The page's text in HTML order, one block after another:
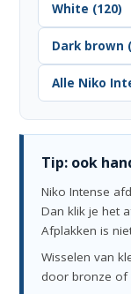
White (120)
Dark brown
Alle Niko
Tip: ook
Niko Intense
Dan klik je het
Afplakken is
Wisselen van
door bronze of